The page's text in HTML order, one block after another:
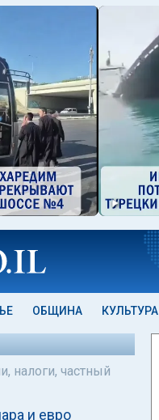
ОБЩИНА КУЛЬТУРА
налоги, частный
и евро